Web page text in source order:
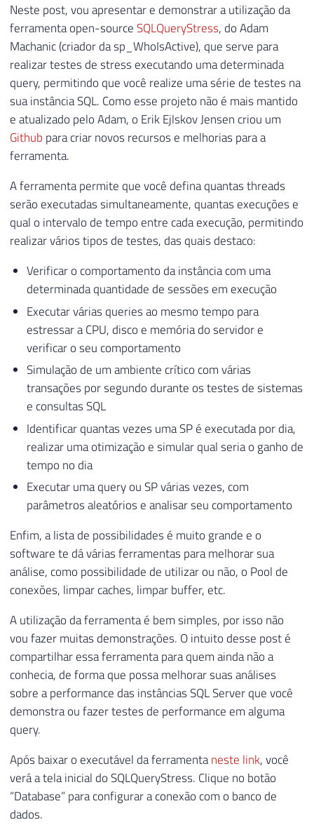
Neste post, vou apresentar e demonstrar a utilização da
ferramenta open-sourceSQLQueryStress, do Adam
Machanic (criador da sp_WhoIsActive), que serve para
realizar testes de stress executando uma determinada
query, permitindo que você realize uma série de testes na
sua instância SQL. Como esse projeto não é mais mantido
e atualizado pelo Adam, o Erik Ejlskov Jensen criou um
Github para criar novos recursos e melhorias para a
ferramenta.
A ferramenta permite que você defina quantas threads
serão executadas simultaneamente, quantas execuções e
qual o intervalo de tempo entre cada execução, permitindo
realizar vários tipos de testes, das quais destaco:
Verificar o comportamento da instância com uma
determinada quantidade de sessões em execução
Executar várias queries ao mesmo tempo para
estressar a CPU, disco e memória do servidor e
verificar o seu comportamento
Simulação de um ambiente crítico com várias
transações por segundo durante os testes de sistemas
e consultas SQL
Identificar quantas vezes uma SP é executada por dia,
realizar uma otimização e simular qual seria o ganho de
tempo no dia
Executar uma query ou SP várias vezes, com
parâmetros aleatórios e analisar seu comportamento
Enfim, a lista de possibilidades é muito grande e o
software te dá várias ferramentas para melhorar sua
análise, como possibilidade de utilizar ou não, o Pool de
conexões, limpar caches, limpar buffer, etc.
A utilização da ferramenta é bem simples, por isso não
vou fazer muitas demonstrações. O intuito desse post é
compartilhar essa ferramenta para quem ainda não a
conhecia, de forma que possa melhorar suas análises
sobre a performance das instâncias SQL Server que você
demonstra ou fazer testes de performance em alguma
query.
Após baixar o executável da ferramentaneste link, você
verá a tela inicial do SQLQueryStress. Clique no botão
“Database” para configurar a conexão com o banco de
dados.